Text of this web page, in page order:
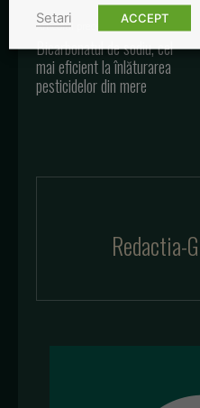
Articolul precedent
Bicarbonatul de sodiu, cel
mai eficient la înlăturarea
pesticidelor din mere
Redactia-
Setari
ACCEPT